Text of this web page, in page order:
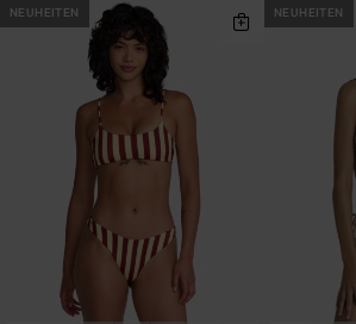
NEUHEITEN NEUHEITEN